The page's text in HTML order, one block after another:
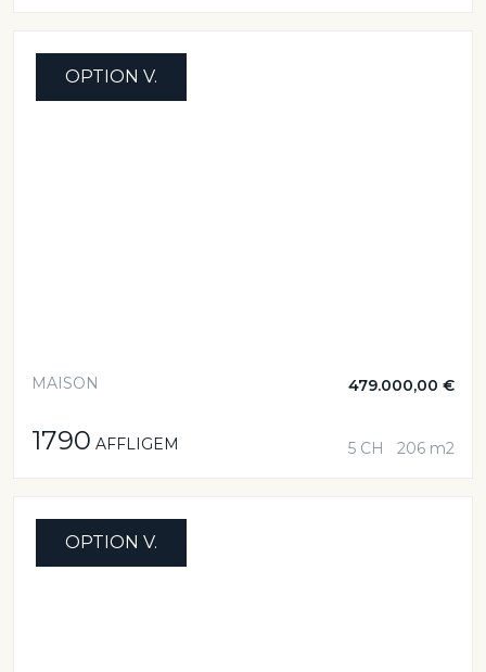
OPTION V.
MAISON 479.000,00 €
1790 AFFLIGEM 5 CH 206 m2
OPTION V.